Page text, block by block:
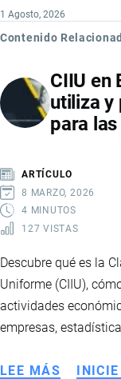
1 Agosto, 2026
Contenido
CIIU en
utiliza y
para
ARTÍCULO
8 MARZO, 2026
4 MINUTOS
127 VISTAS
Descubre qué es la
Uniforme (CIIU),
actividades
empresas,
LEE MÁS SOBRE
INICIE